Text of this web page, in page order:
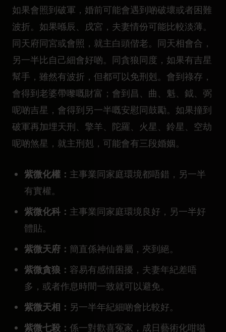
如果會照到破軍，婚前可能會遇到啲破壞或者困難
波折。如果喺辰、戌宮，夫妻情份可能比較淡薄。
同天府同宮或會照，就主白頭偕老。同天相會合，
另一半比自己細會好啲。同貪狼同度，如果有吉星
幫手，雖然有波折，但都可以免刑剋。會到祿存，
會得到老婆帶嚟嘅財富；會到昌、曲、魁、鉞、弼
呢啲吉星，會得到另一半嘅安慰同鼓勵。如果撞到
破軍再加埋天刑、擎羊、陀羅、火星、鈴星、空劫
呢啲煞星，就主刑剋，可能會有三段婚姻。
紫微化權： 主事業同家庭環境都唔錯，另一半
有實權。
紫微化科： 主事業同家庭環境良好，另一半好
體貼。
紫微天府： 簡直係神仙眷屬，夾到絕。
紫微貪狼： 容易有感情困擾，夫妻年紀差唔
多，或者作息時間一致就可以避免。
紫微天相： 另一半年紀細啲會比較好。
紫微七殺： 係一對歡喜冤家，成日藝術化咁嗌